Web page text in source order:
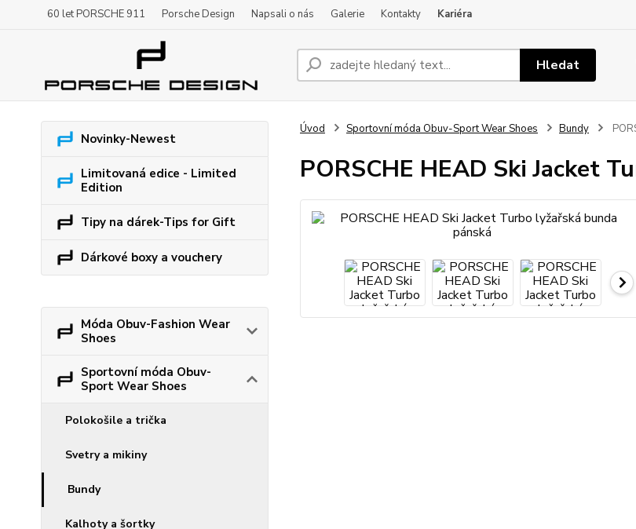
60 let PORSCHE 911 Porsche Design Napsali o nás Galerie Kontakty Kariéra
Hledat
Novinky-Newest
Limitovaná edice - Limited
Edition
Tipy na dárek-Tips for Gift
Dárkové boxy a vouchery
Móda Obuv-Fashion Wear
Shoes
Sportovní móda Obuv-
Sport Wear Shoes
Polokošile a trička
Svetry a mikiny
Bundy
Kalhoty a šortky
Úvod Sportovní móda Obuv-Sport Wear Shoes Bundy
PORSCHE HEAD Ski Jacket